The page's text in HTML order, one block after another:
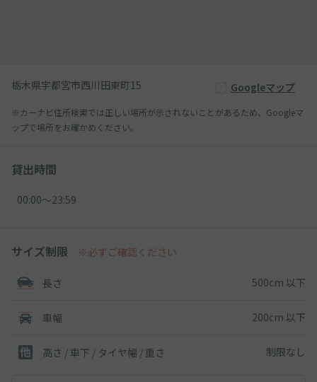
栃木県宇都宮市西川田東町15 Googleマップ
※カーナビ住所検索では正しい場所が示されないことがあるため、Googleマ
ップで場所をお確かめください。
貸出時間
00:00〜23:59
サイズ制限 ※必ずご確認ください
長さ 500cm 以下
車幅 200cm 以下
高さ / 車下 / タイヤ幅 / 重さ 制限なし